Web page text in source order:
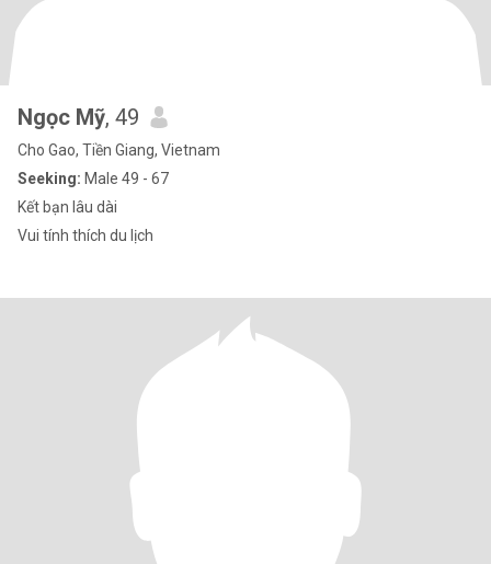
Ngọc Mỹ, 49
Cho Gao, Tiền Giang, Vietnam
Seeking: Male 49 - 67
Kết bạn lâu dài
Vui tính thích du lịch